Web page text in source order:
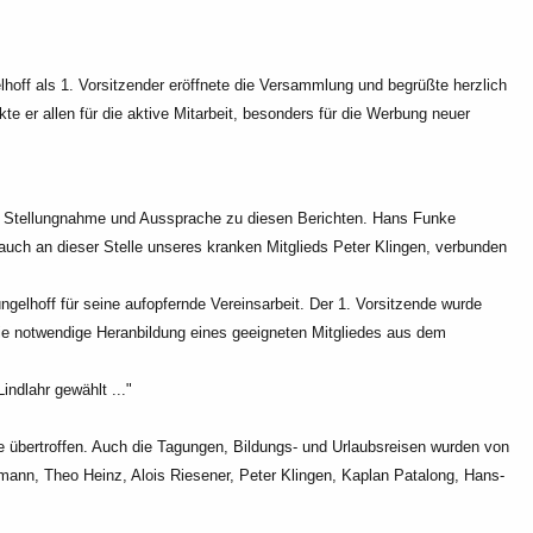
als 1. Vorsitzender eröffnete die Versammlung und begrüßte herzlich
er allen für die aktive Mitarbeit, besonders für die Werbung neuer
und Aussprache zu diesen Berichten. Hans Funke
an dieser Stelle unseres kranken Mitglieds Peter Klingen, verbunden
für seine aufopfernde Vereinsarbeit. Der 1. Vorsitzende wurde
notwendige Heranbildung eines geeigneten Mitgliedes aus dem
gewählt ..."
übertroffen. Auch die Tagungen, Bildungs- und Urlaubsreisen wurden von
Theo Heinz, Alois Riesener, Peter Klingen, Kaplan Patalong, Hans-